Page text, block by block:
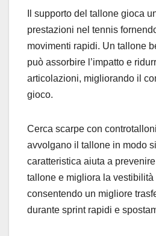
Il supporto del tallone gioca
prestazioni nel tennis
movimenti rapidi. Un tallone
può assorbire l’impatto e
articolazioni, migliorando il
gioco.
Cerca scarpe con
avvolgano il tallone in modo
caratteristica aiuta a
tallone e migliora la vestibilità
consentendo un migliore
durante sprint rapidi e